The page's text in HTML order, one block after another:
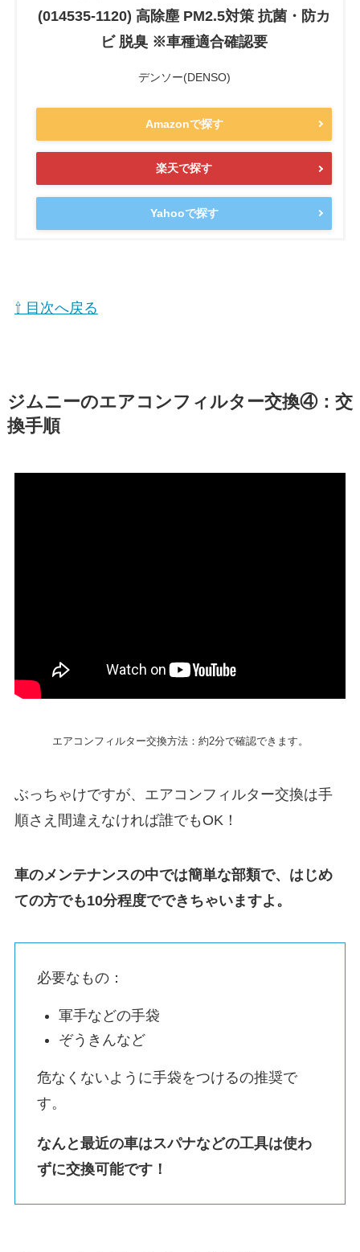
(014535-1120) 高除塵 PM2.5対策 抗菌・防カ
ビ 脱臭 ※車種適合確認要
デンソー(DENSO)
Amazonで探す
楽天で探す
Yahooで探す
⇧ 目次へ戻る
ジムニーのエアコンフィルター交換④：交
換手順
エアコンフィルター交換方法：約2分で確認できます。
ぶっちゃけですが、エアコンフィルター交換は手
順さえ間違えなければ誰でもOK！
車のメンテナンスの中では簡単な部類で、はじめ
ての方でも10分程度でできちゃいますよ。
必要なもの：
軍手などの手袋
ぞうきんなど
危なくないように手袋をつけるの推奨で
す。
なんと最近の車はスパナなどの工具は使わ
ずに交換可能です！